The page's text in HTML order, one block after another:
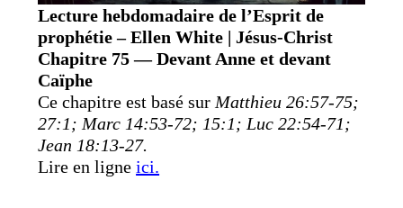
Lecture hebdomadaire de l’Esprit de
prophétie – Ellen White | Jésus-Christ
Chapitre 75 — Devant Anne et devant
Caïphe
Ce chapitre est basé sur Matthieu 26:57-75;
27:1; Marc 14:53-72; 15:1; Luc 22:54-71;
Jean 18:13-27.
Lire en ligneici.